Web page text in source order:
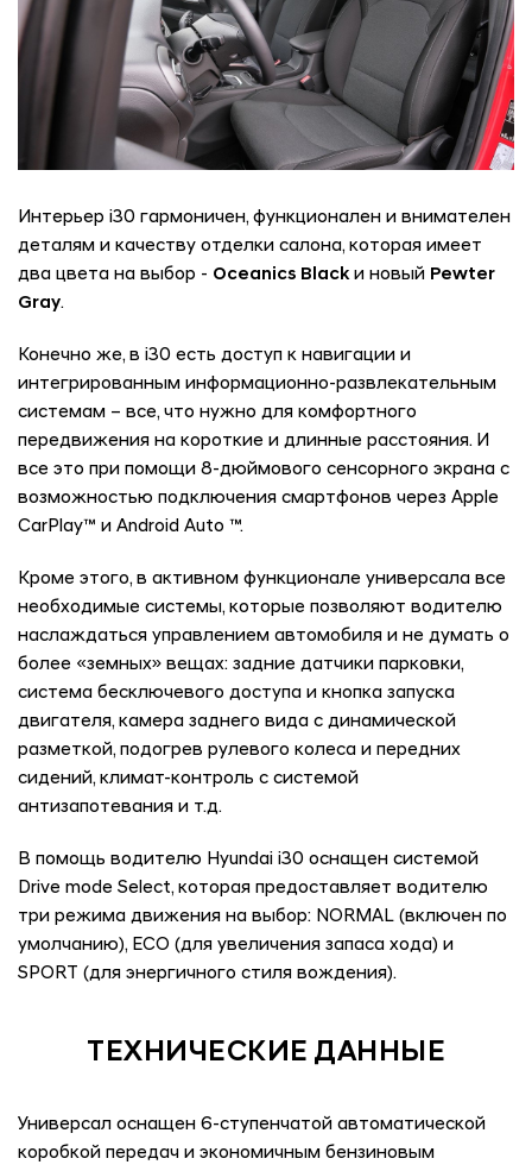
Интерьер i30 гармоничен, функционален и внимателен
деталям и качеству отделки салона, которая имеет
два цвета на выбор - Oceanics Blackи новый Pewter
Gray.
Конечно же, в i30 есть доступ к навигации и
интегрированным информационно-развлекательным
системам – все, что нужно для комфортного
передвижения на короткие и длинные расстояния. И
все это при помощи 8-дюймового сенсорного экрана с
возможностью подключения смартфонов через Apple
CarPlay™ и Android Auto ™.
Кроме этого, в активном функционале универсала все
необходимые системы, которые позволяют водителю
наслаждаться управлением автомобиля и не думать о
более «земных» вещах: задние датчики парковки,
система бесключевого доступа и кнопка запуска
двигателя, камера заднего вида с динамической
разметкой, подогрев рулевого колеса и передних
сидений, климат-контроль с системой
антизапотевания и т.д.
В помощь водителю Hyundai i30 оснащен системой
Drive mode Select, которая предоставляет водителю
три режима движения на выбор: NORMAL (включен по
умолчанию), ECO (для увеличения запаса хода) и
SPORT (для энергичного стиля вождения).
ТЕХНИЧЕСКИЕ ДАННЫЕ
Универсал оснащен 6-ступенчатой автоматической
коробкой передач и экономичным бензиновым